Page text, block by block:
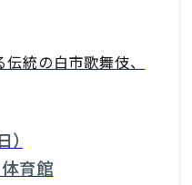
統の白市歌舞伎、
育館